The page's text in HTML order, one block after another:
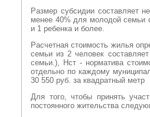
Размер субсидии составляет
менее 40% для молодой семьи
и 1 ребенка и более.
Расчетная стоимость жилья
семьи из 2 человек
семьи.), Нст - норматива
отдельно по каждому
30 550 руб. за квадратный метр
Для того, чтобы принять
постоянного жительства